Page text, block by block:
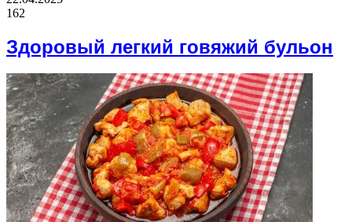
162
Здоровый легкий говяжий бульон